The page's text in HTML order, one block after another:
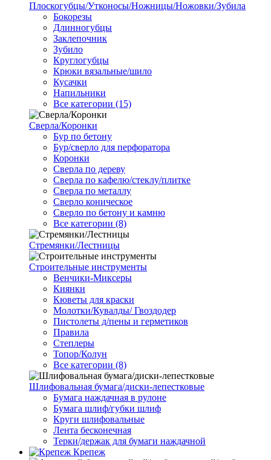
Плоскогубцы/Утконосы/Ножницы/Ножовки/Зубила
Бокорезы
Длинногубцы
Заклепочник
Зубило
Круглогубцы
Крюки вязальные/шило
Кусачки
Напильники
Все категории (15)
Сверла/Коронки
Бур по бетону
Бур/сверло для перфоратора
Коронки
Сверла по дереву
Сверла по кафелю/стеклу/плитке
Сверла по металлу
Сверло коническое
Сверло по бетону и камню
Все категории (8)
Стремянки/Лестницы
Строительные инструменты
Венчики-Миксеры
Киянки
Кюветы для краски
Молотки/Кувалды/ Гвоздодер
Пистолеты д/пены и герметиков
Правила
Степлеры
Топор/Колун
Все категории (8)
Шлифовальная бумага/диски-лепестковые
Бумага наждачная в рулоне
Бумага шлиф/губки шлиф
Круги шлифовальные
Лента бесконечная
Терки/держак для бумаги наждачной
Крепеж